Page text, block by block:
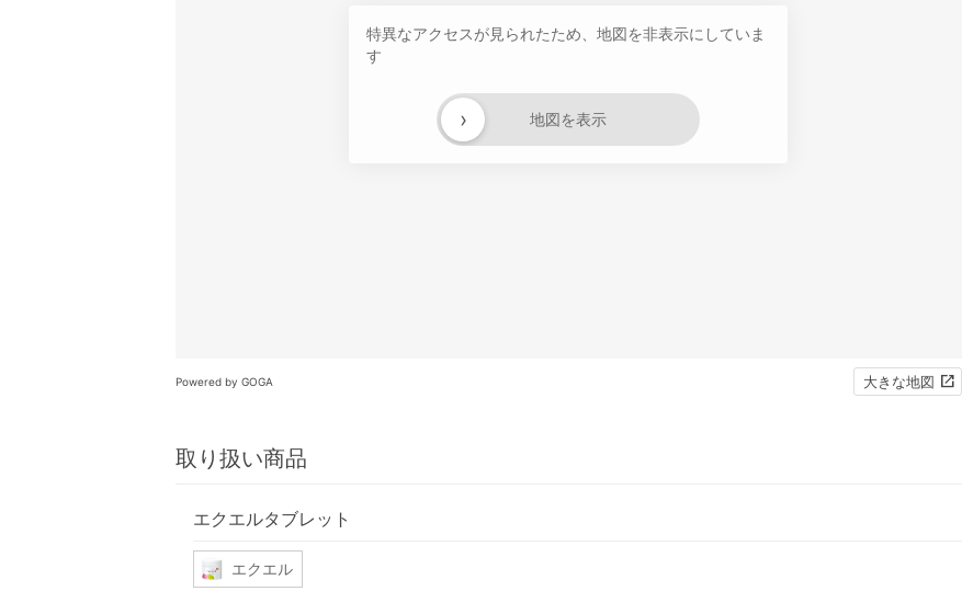
特異なアクセスが見られたため、地図を非表示にしていま
す
地図を表示
›
Powered by GOGA 大きな地図
取り扱い商品
エクエルタブレット
エクエル